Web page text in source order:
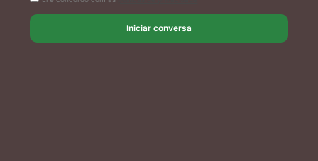
Iniciar conversa